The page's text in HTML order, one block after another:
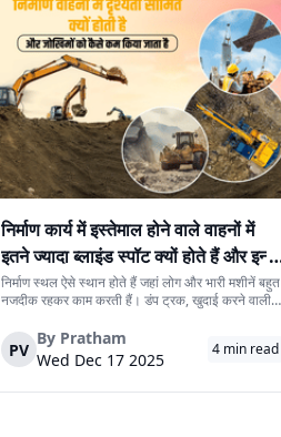
निर्माण कार्य में इस्तेमाल होने वाले वाहनों में
इतने ज्यादा ब्लाइंड स्पॉट क्यों होते हैं और इन्हें
कैसे संभाला जाता है
निर्माण स्थल ऐसे स्थान होते हैं जहां लोग और भारी मशीनें बहुत
नजदीक रहकर काम करती हैं। डंप ट्रक, खुदाई करने वाली
लिए जरूरी होते हैं, लेकिन इनके साथ सुरक्षा से जुड़े खतरे भी
बढ़ जाते हैं। इनमें सबस...
PV
By Pratham
Wed Dec 17 2025
4 min read